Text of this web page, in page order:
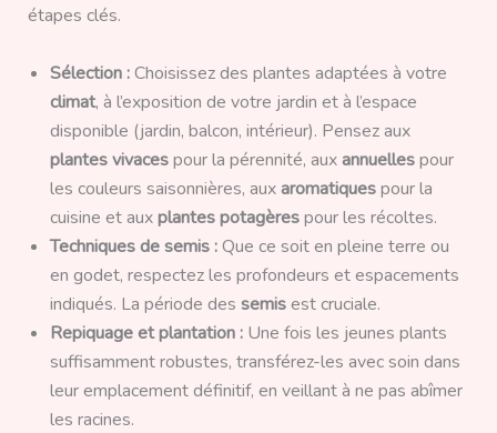
étapes clés.
Sélection :Choisissez des plantes adaptées à votre
climat, à l’exposition de votre jardin et à l’espace
disponible (jardin, balcon, intérieur). Pensez aux
plantes vivacespour la pérennité, auxannuellespour
les couleurs saisonnières, auxaromatiquespour la
cuisine et auxplantes potagèrespour les récoltes.
Techniques de semis :Que ce soit en pleine terre ou
en godet, respectez les profondeurs et espacements
indiqués. La période des semisest cruciale.
Repiquage et plantation :Une fois les jeunes plants
suffisamment robustes, transférez-les avec soin dans
leur emplacement définitif, en veillant à ne pas abîmer
les racines.